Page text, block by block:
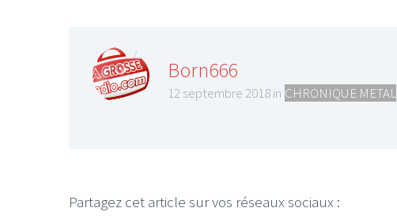
Born666
12 septembre 2018 in CHRONIQUE METAL
Partagez cet article sur vos réseaux sociaux :